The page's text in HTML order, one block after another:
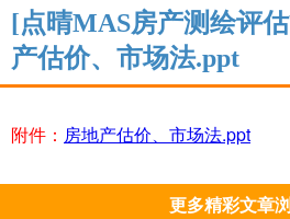
[点晴MAS房产测绘评
产估价、市场法.ppt
附件： 房地产估价、市场法.ppt
更多精彩文章